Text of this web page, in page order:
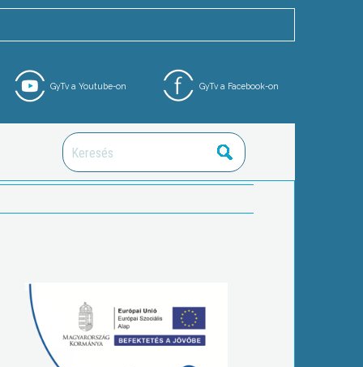
GyTv a Facebook-on
GyTv a Youtube-on